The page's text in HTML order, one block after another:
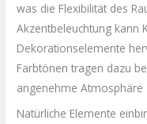
was die Flexibilität des
Akzentbeleuchtung kann
Dekorationselemente
Farbtönen tragen dazu
angenehme Atmosphäre
Natürliche Elemente